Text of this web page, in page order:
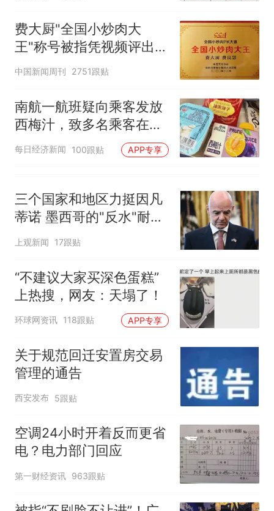
费大厨"全国小炒肉大
王"称号被指凭视频评出
官方回应
中国新闻周刊 2751跟贴
南航一航班疑向乘客发放
西梅汁，致多名乘客在飞
行途中排队上厕所！乘
客：机上100多人只有2个
架飞机都会发放西梅汁
每日经济新闻 100跟贴 APP专享
三个国家和地区力挺因凡
蒂诺 墨西哥的"反水"耐人
寻味
上观新闻 17跟贴
“不建议大家买深色蛋糕”
上热搜，网友：天塌了！
环球网资讯 118跟贴 APP专享
关于规范回迁安置房交易
管理的通告
西安发布 5跟贴
空调24小时开着反而更省
电？电力部门回应
第一财经资讯 963跟贴